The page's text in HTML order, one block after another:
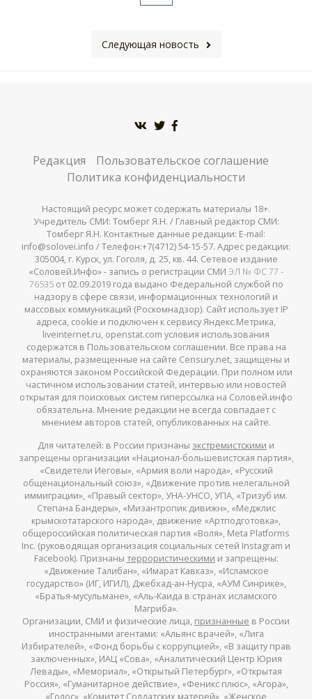
Следующая новость
Редакция
Пользовательское соглашение
Политика конфиденциальности
Настоящий ресурс может содержать материалы 18+.
Учредитель СМИ: Томберг Я.Н. / Главный редактор СМИ:
Томберг Я.Н. Контактные данные редакции: E-mail:
info@solovei.info / Телефон:+7(4712) 54-15-57. Адрес редакции:
305004, г. Курск, ул. Гоголя, д. 25, кв. 44. Сетевое издание
«Соловей.Инфо» - запись о регистрации СМИ ЭЛ № ФС 77 -
76535от 02.09.2019 года выдано Федеральной службой по
надзору в сфере связи, информационных технологий и
массовых коммуникаций (Роскомнадзор). Сайт использует IP
адреса, cookie и подключен к сервису Яндекс.Метрика,
liveinternet.ru, openstat.com условия использования
содержатся в Пользовательском соглашении. Все права на
материалы, размещенные на сайте Censury.net, защищены и
охраняются законом Российской Федерации. При полном или
частичном использовании статей, интервью или новостей
открытая для поисковых систем гиперссылка на Соловей.инфо
обязательна. Мнение редакции не всегда совпадает с
мнением авторов статей, опубликованных на сайте.
Для читателей: в России признаны экстремистскими и
запрещены организации «Национал-большевистская партия»,
«Свидетели Иеговы», «Армия воли народа», «Русский
общенациональный союз», «Движение против нелегальной
иммиграции», «Правый сектор», УНА-УНСО, УПА, «Тризуб им.
Степана Бандеры», «Мизантропик дивижн», «Меджлис
крымскотатарского народа», движение «Артподготовка»,
общероссийская политическая партия «Воля», Meta Platforms
Inc. (руководящая организация социальных сетей Instagram и
Facebook). Признаны террористическими и запрещены:
«Движение Талибан», «Имарат Кавказ», «Исламское
государство» (ИГ, ИГИЛ), Джебхад-ан-Нусра, «АУМ Синрике»,
«Братья-мусульмане», «Аль-Каида в странах исламского
Магриба».
Организации, СМИ и физические лица, признанные в России
иностранными агентами: «Альянс врачей», «Лига
Избирателей», «Фонд борьбы с коррупцией», «В защиту прав
заключенных», ИАЦ «Сова», «Аналитический Центр Юрия
Левады», «Мемориал», «Открытый Петербург», «Открытая
Россия», «Гуманитарное действие», «Феникс плюс», «Агора»,
«Голос», «Комитет Солдатских матерей», «Женское